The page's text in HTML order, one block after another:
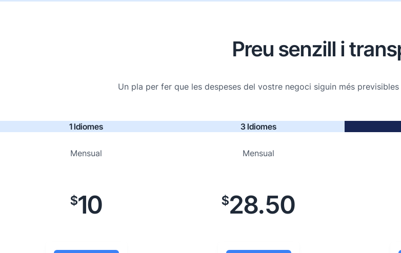
Preu senzill i
Un pla per fer que les despeses del vostre negoci siguin més
1 Idiomes
Mensual
$10
3 Idiomes
Mensual
$28.50